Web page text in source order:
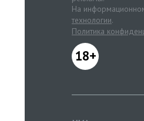
На
технологии.
Политика
18+